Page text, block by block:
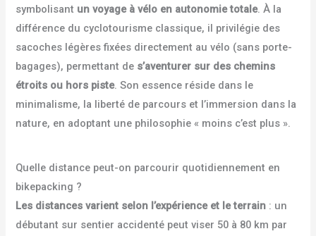
symbolisant un voyage à vélo en autonomie totale. À la
différence du cyclotourisme classique, il privilégie des
sacoches légères fixées directement au vélo (sans porte-
bagages), permettant de s’aventurer sur des chemins
étroits ou hors piste. Son essence réside dans le
minimalisme, la liberté de parcours et l’immersion dans la
nature, en adoptant une philosophie « moins c’est plus ».
Quelle distance peut-on parcourir quotidiennement en
bikepacking ?
Les distances varient selon l’expérience et le terrain : un
débutant sur sentier accidenté peut viser 50 à 80 km par